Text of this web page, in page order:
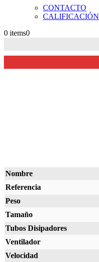
CONTACTO
CALIFICACIÓN
0 items0
Nombre
Referencia
Peso
Tamaño
Tubos Disipadores
Ventilador
Velocidad